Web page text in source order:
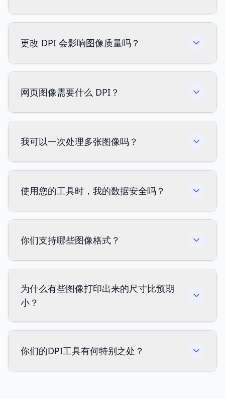
更改 DPI 会影响图像质量吗？
网页图像需要什么 DPI？
我可以一次处理多张图像吗？
使用您的工具时，我的数据安全吗？
你们支持哪些图像格式？
为什么有些图像打印出来的尺寸比预期
小？
你们的DPI工具有何特别之处？